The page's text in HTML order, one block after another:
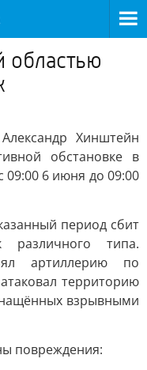
областью
Хинштейн
обстановке в
09:00 6 июня до 09:00
период сбит
различного типа.
артиллерию по
территорию
взрывными
повреждения: